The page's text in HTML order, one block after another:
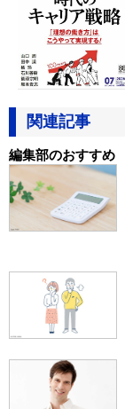
関連記事
編集部のおすすめ